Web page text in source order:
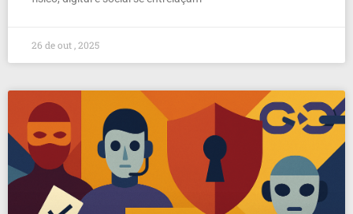
26 de out , 2025